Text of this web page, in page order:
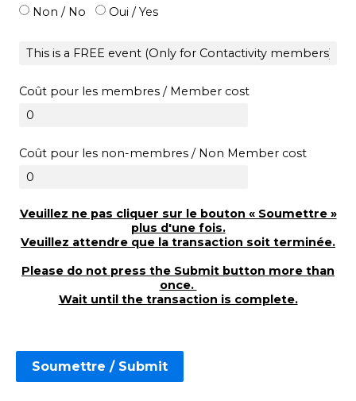
Non / No
Oui / Yes
Coût pour les membres / Member cost
Coût pour les non-membres / Non Member cost
Veuillez ne pas cliquer sur le bouton « Soumettre »
plus d'une fois.
Veuillez attendre que la transaction soit terminée.
Please do not press the Submit button more than
once.
Wait until the transaction is complete.